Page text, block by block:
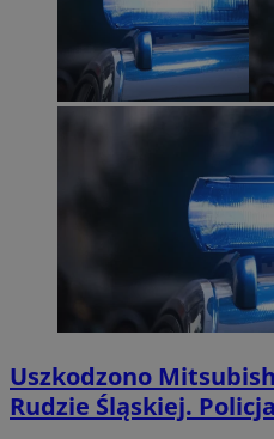
Uszkodzono
Rudzie Śląskiej.